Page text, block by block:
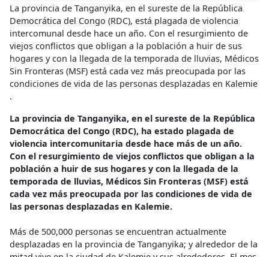
La provincia de Tanganyika, en el sureste de la República
Democrática del Congo (RDC), está plagada de violencia
intercomunal desde hace un año. Con el resurgimiento de
viejos conflictos que obligan a la población a huir de sus
hogares y con la llegada de la temporada de lluvias, Médicos
Sin Fronteras (MSF) está cada vez más preocupada por las
condiciones de vida de las personas desplazadas en Kalemie
.
La provincia de Tanganyika, en el sureste de la República
Democrática del Congo (RDC), ha estado plagada de
violencia intercomunitaria desde hace más de un año.
Con el resurgimiento de viejos conflictos que obligan a la
población a huir de sus hogares y con la llegada de la
temporada de lluvias, Médicos Sin Fronteras (MSF) está
cada vez más preocupada por las condiciones de vida de
las personas desplazadas en Kalemie.
Más de 500,000 personas se encuentran actualmente
desplazadas en la provincia de Tanganyika; y alrededor de la